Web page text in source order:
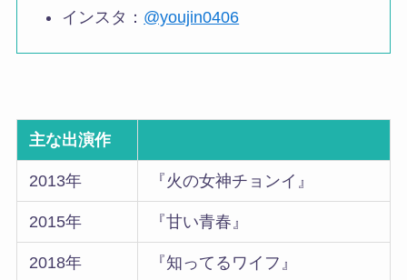
インスタ： @youjin0406
主な出演作
2013年 『火の女神チョンイ』
2015年 『甘い青春』
2018年 『知ってるワイフ』